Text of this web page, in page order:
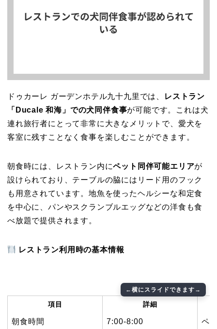
ドゥカーレ ガーデンホテル九十九里では、
レストラン
「Ducale 和海」での犬同伴食事が可能です。これは犬
連れ旅行者にとって非常に大きなメリットで、愛犬を
客室に残すことなく食事を楽しむことができます。
朝食時には、レストラン内にペット同伴可能エリアが
設けられており、テーブルの脇にはリード用のフック
も用意されています。地魚を使ったヘルシーな和定食
を中心に、パンやスクランブルエッグなどの洋食も食
べ放題で提供されます。
レストラン利用時の基本情報
項目 詳細
朝食時間 7:00-8:00 ペ